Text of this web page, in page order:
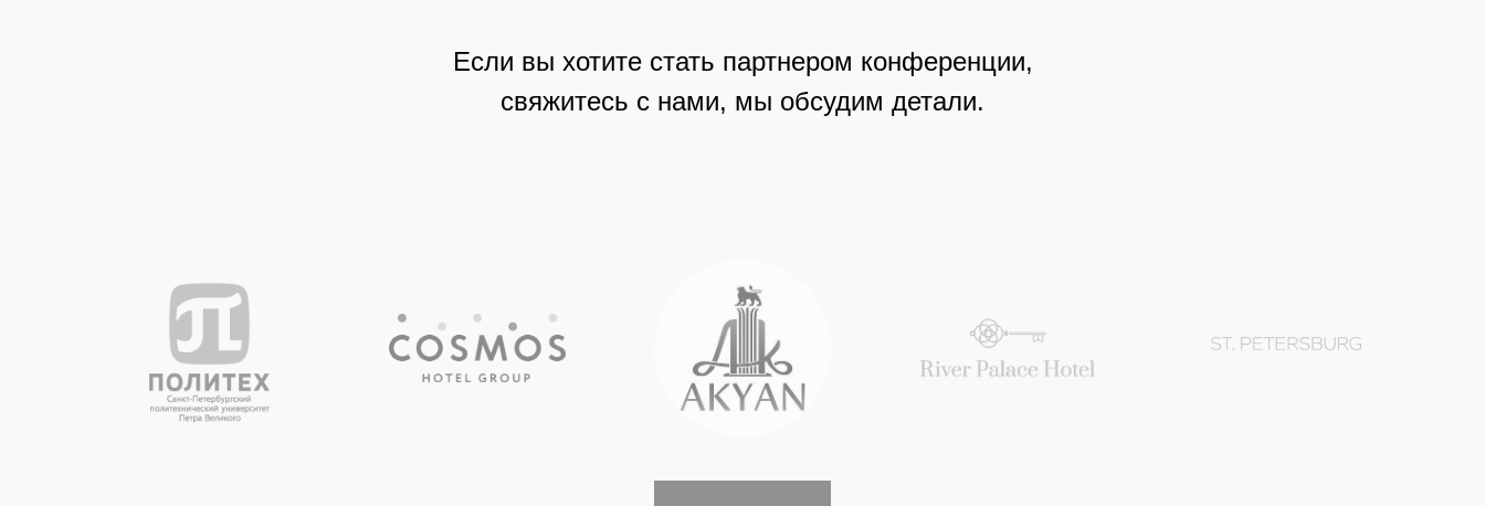
Если вы хотите стать партнером конференции,
свяжитесь с нами, мы обсудим детали.